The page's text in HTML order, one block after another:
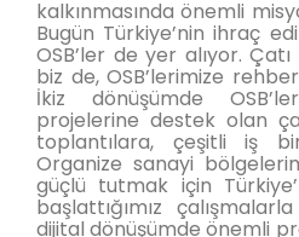
kalkınmasında önemli
Bugün Türkiye’nin ihraç
OSB’ler de yer alıyor.
biz de, OSB’lerimize
İkiz dönüşümde
projelerine destek olan
toplantılara, çeşitli iş
Organize sanayi
güçlü tutmak için
başlattığımız
dijital dönüşümde önemli